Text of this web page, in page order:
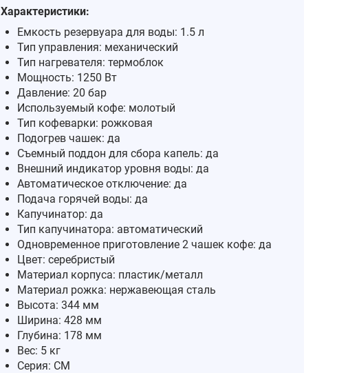
Характеристики:
Емкость резервуара для воды: 1.5 л
Тип управления: механический
Тип нагревателя: термоблок
Мощность: 1250 Вт
Давление: 20 бар
Используемый кофе: молотый
Тип кофеварки: рожковая
Подогрев чашек: да
Съемный поддон для сбора капель: да
Внешний индикатор уровня воды: да
Автоматическое отключение: да
Подача горячей воды: да
Капучинатор: да
Тип капучинатора: автоматический
Одновременное приготовление 2 чашек кофе: да
Цвет: серебристый
Материал корпуса: пластик/металл
Материал рожка: нержавеющая сталь
Высота: 344 мм
Ширина: 428 мм
Глубина: 178 мм
Вес: 5 кг
Серия: CM